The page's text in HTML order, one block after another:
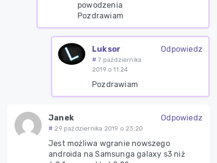
powodzenia
Pozdrawiam
Luksor
7 października
2019 o 11:24
Pozdrawiam
Odpowiedz
Janek
29 października 2019 o 23:20
Jest możliwa wgranie nowszego
androida na Samsunga galaxy s3 niż
Odpowiedz